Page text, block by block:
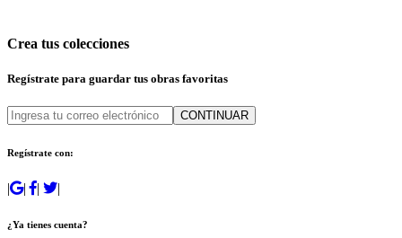
Crea tus colecciones
Regístrate para guardar tus obras favoritas
CONTINUAR
Regístrate con:
| | | |
¿Ya tienes cuenta?